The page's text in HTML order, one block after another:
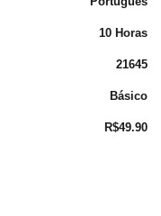
10 Horas
21645
Básico
R$49.90